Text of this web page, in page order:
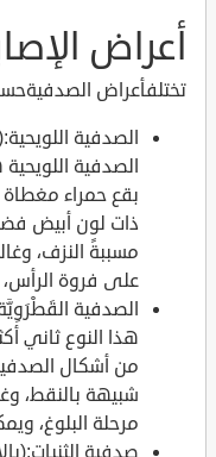
أعراض
تختلفأعراض
الصدفية
بقع حمراء مغطاة
ذات لون أبيض
مسببةً النزف،
على فروة الرأس،
هذا النوع ثاني
من أشكال
شبيهة بالنقط،
مرحلة البلوغ،